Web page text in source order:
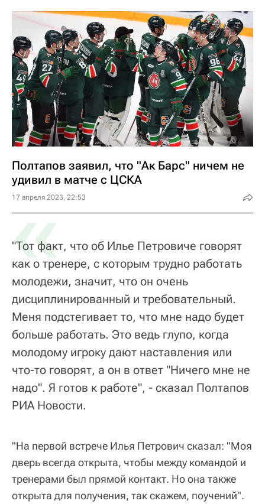
Полтапов заявил, что "Ак Барс" ничем не
удивил в матче с ЦСКА
17 апреля 2023, 22:53
«
"Тот факт, что об Илье Петровиче говорят
как о тренере, с которым трудно работать
молодежи, значит, что он очень
дисциплинированный и требовательный.
Меня подстегивает то, что мне надо будет
больше работать. Это ведь глупо, когда
молодому игроку дают наставления или
что-то говорят, а он в ответ "Ничего мне не
надо". Я готов к работе", - сказал Полтапов
РИА Новости.
"На первой встрече Илья Петрович сказал: "Моя
дверь всегда открыта, чтобы между командой и
тренерами был прямой контакт. Но она также
открыта для получения, так скажем, поучений".